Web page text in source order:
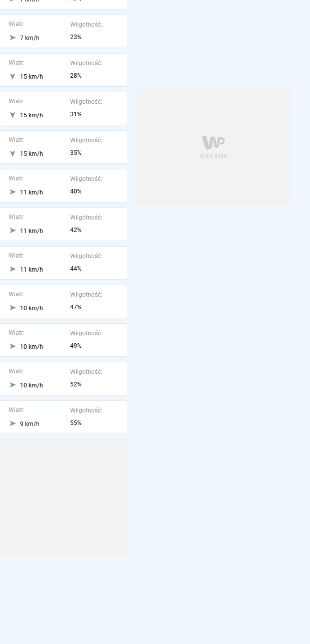
Wiatr:
7 km/h
Wilgotność:
23%
Wiatr:
15 km/h
Wilgotność:
28%
Wiatr:
15 km/h
Wilgotność:
31%
Wiatr:
15 km/h
Wilgotność:
35%
Wiatr:
11 km/h
Wilgotność:
40%
Wiatr:
11 km/h
Wilgotność:
42%
Wiatr:
11 km/h
Wilgotność:
44%
Wiatr:
10 km/h
Wilgotność:
47%
Wiatr:
10 km/h
Wilgotność:
49%
Wiatr:
10 km/h
Wilgotność:
52%
Wiatr:
9 km/h
Wilgotność:
55%